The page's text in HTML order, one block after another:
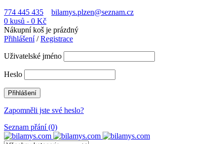
774 445 435
bilamys.plzen@seznam.cz
0 kusů - 0 Kč
Nákupní koš je prázdný
Přihlášení/Registrace
Uživatelské jméno
Heslo
Zapomněli jste své heslo?
Seznam přání (0)